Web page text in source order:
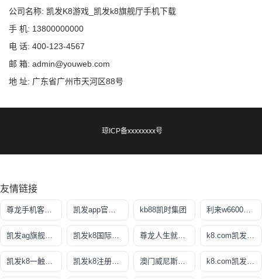
公司名称: 凯发K8游戏_凯发k8旗舰厅手机下载
手 机: 13800000000
电 话: 400-123-4567
邮 箱: admin@youweb.com
地 址: 广东省广州市天河区88号
琼ICP备xxxxxxxx号
友情链接
尊龙手机客户端app 凯发app官网登录 kb88凯时集团 利来w6600国际
凯发ag旗舰厅官网 凯发k8国际娱乐官网入口 尊龙人生就是博app下载 k8.com凯发真人网上娱乐
凯发k8一触即发 凯发k8注册平台 澳门威尼斯人(中国)体育官方网站 k8.com凯发官网手机版app下载